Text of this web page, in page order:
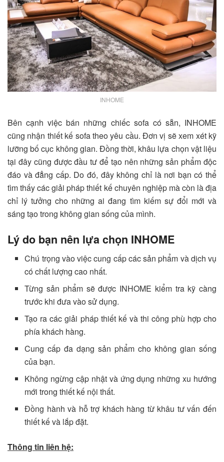
INHOME
Bên cạnh việc bán những chiếc sofa có sẵn, INHOME
cũng nhận thiết kế sofa theo yêu cầu. Đơn vị sẽ xem xét kỹ
lưỡng bố cục không gian. Đồng thời, khâu lựa chọn vật liệu
tại đây cũng được đầu tư để tạo nên những sản phẩm độc
đáo và đẳng cấp. Do đó, đây không chỉ là nơi bạn có thể
tìm thấy các giải pháp thiết kế chuyên nghiệp mà còn là địa
chỉ lý tưởng cho những ai đang tìm kiếm sự đổi mới và
sáng tạo trong không gian sống của mình.
Lý do bạn nên lựa chọn INHOME
Chú trọng vào việc cung cấp các sản phẩm và dịch vụ
có chất lượng cao nhất.
Từng sản phẩm sẽ được INHOME kiểm tra kỹ càng
trước khi đưa vào sử dụng.
Tạo ra các giải pháp thiết kế và thi công phù hợp cho
phía khách hàng.
Cung cấp đa dạng sản phẩm cho không gian sống
của bạn.
Không ngừng cập nhật và ứng dụng những xu hướng
mới trong thiết kế nội thất.
Đồng hành và hỗ trợ khách hàng từ khâu tư vấn đến
thiết kế và lắp đặt.
Thông tin liên hệ: